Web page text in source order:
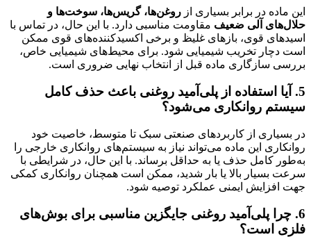
این ماده در برابر بسیاری از روغن‌ها، گریس‌ها، سوخت‌ها و
حلال‌های آلی ضعیف مقاومت مناسبی دارد. با این حال، در تماس با
اسیدهای قوی، بازهای غلیظ و برخی اکسیدکننده‌های قوی ممکن
است دچار تخریب شیمیایی شود. برای محیط‌های شیمیایی خاص،
بررسی سازگاری ماده قبل از انتخاب نهایی ضروری است.
5. آیا استفاده از پلی‌آمید روغنی باعث حذف کامل
سیستم روانکاری می‌شود؟
در بسیاری از کاربردهای صنعتی سبک تا متوسط، خاصیت خود
روانکاری این ماده می‌تواند نیاز به سیستم‌های روانکاری خارجی را
به‌طور کامل حذف یا به حداقل برساند. با این حال، در شرایطی با
سرعت بسیار بالا یا بار شدید، ممکن است همچنان روانکاری کمکی
جهت افزایش ایمنی عملکرد توصیه شود.
6. چرا پلی‌آمید روغنی جایگزین مناسبی برای بوش‌های
فلزی است؟